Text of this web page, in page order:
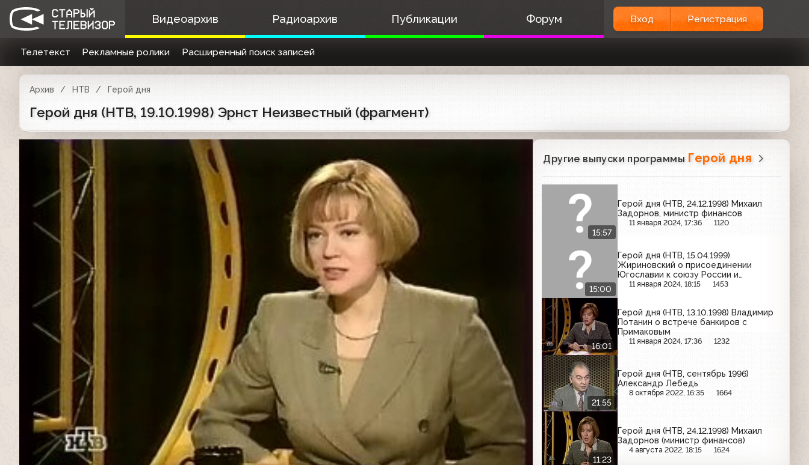
Видеоархив Радиоархив Публикации Форум Вход Регистрация
Телетекст Рекламные ролики Расширенный поиск записей
Архив НТВ Герой дня
Герой дня (НТВ, 19.10.1998) Эрнст Неизвестный (фрагмент)
Другие выпуски программы Герой дня
15:57
Герой дня (НТВ, 24.12.1998) Михаил
Задорнов, министр финансов
11 января 2024, 17:36 1120
15:00
Герой дня (НТВ, 15.04.1999)
Жириновский о присоединении
Югославии к союзу России и
Белоруссии
11 января 2024, 18:15 1453
16:01
Герой дня (НТВ, 13.10.1998) Владимир
Потанин о встрече банкиров с
Примаковым
11 января 2024, 17:36 1232
21:55
Герой дня (НТВ, сентябрь 1996)
Александр Лебедь
8 октября 2022, 16:35 1664
11:23
Герой дня (НТВ, 24.12.1998) Михаил
Задорнов (министр финансов)
4 августа 2022, 18:15 1624